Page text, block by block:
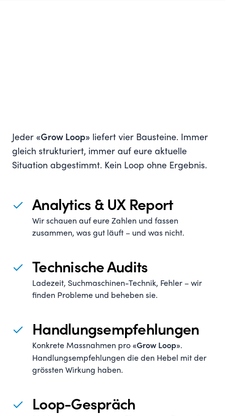
Jeder «Grow Loop» liefert vier Bausteine. Immer
gleich strukturiert, immer auf eure aktuelle
Situation abgestimmt. Kein Loop ohne Ergebnis.
Analytics & UX Report
Wir schauen auf eure Zahlen und fassen
zusammen, was gut läuft – und was nicht.
Technische Audits
Ladezeit, Suchmaschinen-Technik, Fehler – wir
finden Probleme und beheben sie.
Handlungsempfehlungen
Konkrete Massnahmen pro «Grow Loop».
Handlungsempfehlungen die den Hebel mit der
grössten Wirkung haben.
Loop-Gespräch